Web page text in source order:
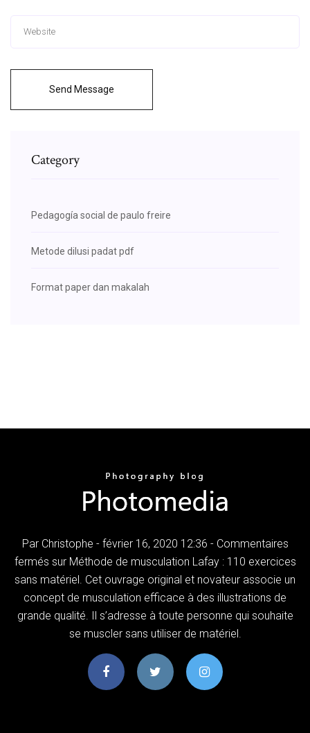
Send Message
Category
Pedagogía social de paulo freire
Metode dilusi padat pdf
Format paper dan makalah
Par Christophe - février 16, 2020 12:36 - Commentaires
fermés sur Méthode de musculation Lafay : 110 exercices
sans matériel. Cet ouvrage original et novateur associe un
concept de musculation efficace à des illustrations de
grande qualité. Il s’adresse à toute personne qui souhaite
se muscler sans utiliser de matériel.